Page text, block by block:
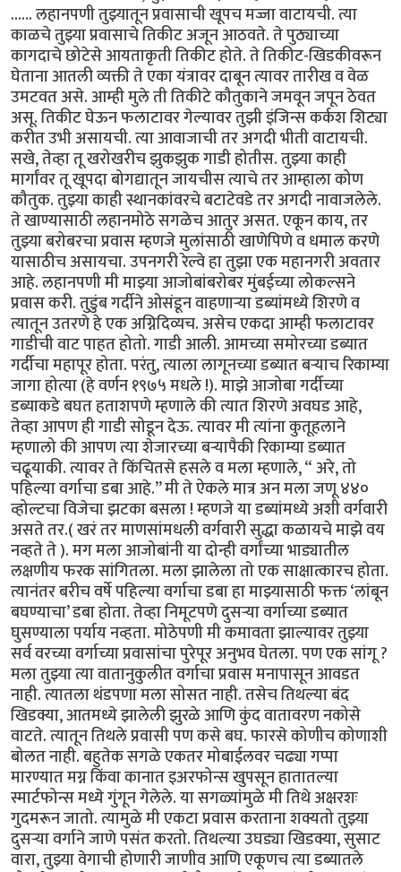
...... लहानपणी तुझ्यातून प्रवासाची खूपच मज्जा वाटायची. त्या
काळचे तुझ्या प्रवासाचे तिकीट अजून आठवते. ते पुठ्याच्या
कागदाचे छोटेसे आयताकृती तिकीट होते. ते तिकीट-खिडकीवरून
घेताना आतली व्यक्ती ते एका यंत्रावर दाबून त्यावर तारीख व वेळ
उमटवत असे. आम्ही मुले ती तिकीटे कौतुकाने जमवून जपून ठेवत
असू. तिकीट घेऊन फलाटावर गेल्यावर तुझी इंजिन्स कर्कश शिट्या
करीत उभी असायची. त्या आवाजाची तर अगदी भीती वाटायची.
सखे, तेव्हा तू खरोखरीच झुकझुक गाडी होतीस. तुझ्या काही
मार्गांवर तू खूपदा बोगद्यातून जायचीस त्याचे तर आम्हाला कोण
कौतुक. तुझ्या काही स्थानकांवरचे बटाटेवडे तर अगदी नावाजलेले.
ते खाण्यासाठी लहानमोठे सगळेच आतुर असत. एकून काय, तर
तुझ्या बरोबरचा प्रवास म्हणजे मुलांसाठी खाणेपिणे व धमाल करणे
यासाठीच असायचा. उपनगरी रेल्वे हा तुझा एक महानगरी अवतार
आहे. लहानपणी मी माझ्या आजोबांबरोबर मुंबईच्या लोकल्सने
प्रवास करी. तुडुंब गर्दीने ओसंडून वाहणाऱ्या डब्यांमध्ये शिरणे व
त्यातून उतरणे हे एक अग्निदिव्यच. असेच एकदा आम्ही फलाटावर
गाडीची वाट पाहत होतो. गाडी आली. आमच्या समोरच्या डब्यात
गर्दीचा महापूर होता. परंतु, त्याला लागूनच्या डब्यात बऱ्याच रिकाम्या
जागा होत्या (हे वर्णन १९७५ मधले !). माझे आजोबा गर्दीच्या
डब्याकडे बघत हताशपणे म्हणाले की त्यात शिरणे अवघड आहे,
तेव्हा आपण ही गाडी सोडून देऊ. त्यावर मी त्यांना कुतूहलाने
म्हणालो की आपण त्या शेजारच्या बऱ्यापैकी रिकाम्या डब्यात
चढूयाकी. त्यावर ते किंचितसे हसले व मला म्हणाले, “ अरे, तो
पहिल्या वर्गाचा डबा आहे.’’ मी ते ऐकले मात्र अन मला जणू ४४०
व्होल्टचा विजेचा झटका बसला ! म्हणजे या डब्यांमध्ये अशी वर्गवारी
असते तर.( खरं तर माणसांमधली वर्गवारी सुद्धा कळायचे माझे वय
नव्हते ते ). मग मला आजोबांनी या दोन्ही वर्गांच्या भाड्यातील
लक्षणीय फरक सांगितला. मला झालेला तो एक साक्षात्कारच होता.
त्यानंतर बरीच वर्षे पहिल्या वर्गाचा डबा हा माझ्यासाठी फक्त ‘लांबून
बघण्याचा’ डबा होता. तेव्हा निमूटपणे दुसऱ्या वर्गाच्या डब्यात
घुसण्याला पर्याय नव्हता. मोठेपणी मी कमावता झाल्यावर तुझ्या
सर्व वरच्या वर्गाच्या प्रवासांचा पुरेपूर अनुभव घेतला. पण एक सांगू ?
मला तुझ्या त्या वातानुकुलीत वर्गाचा प्रवास मनापासून आवडत
नाही. त्यातला थंडपणा मला सोसत नाही. तसेच तिथल्या बंद
खिडक्या, आतमध्ये झालेली झुरळे आणि कुंद वातावरण नकोसे
वाटते. त्यातून तिथले प्रवासी पण कसे बघ. फारसे कोणीच कोणाशी
बोलत नाही. बहुतेक सगळे एकतर मोबाईलवर चढ्या गप्पा
मारण्यात मग्न किंवा कानात इअरफोन्स खुपसून हातातल्या
स्मार्टफोन्स मध्ये गुंगून गेलेले. या सगळ्यांमुळे मी तिथे अक्षरशः
गुदमरून जातो. त्यामुळे मी एकटा प्रवास करताना शक्यतो तुझ्या
दुसऱ्या वर्गाने जाणे पसंत करतो. तिथल्या उघड्या खिडक्या, सुसाट
वारा, तुझ्या वेगाची होणारी जाणीव आणि एकूणच त्या डब्यातले